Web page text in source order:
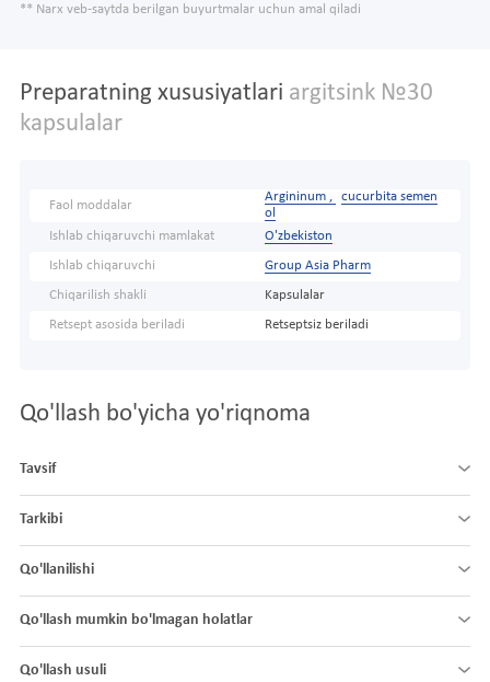
** Narx veb-saytda berilgan buyurtmalar uchun amal qiladi
Preparatning xususiyatlari argitsink №30
kapsulalar
Faol moddalar
Argininum ,
cucurbita semen
ol
Ishlab chiqaruvchi mamlakat
O'zbekiston
Ishlab chiqaruvchi Group Asia Pharm
Chiqarilish shakli Kapsulalar
Retsept asosida beriladi Retseptsiz beriladi
Qo'llash bo'yicha yo'riqnoma
Tavsif
Tarkibi
Qo'llanilishi
Qo'llash mumkin bo'lmagan holatlar
Qo'llash usuli